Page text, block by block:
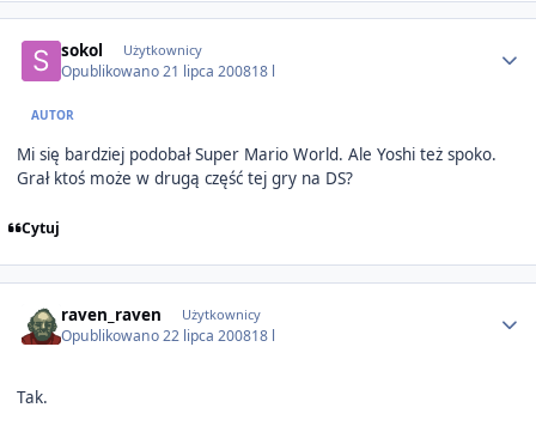
sokol Użytkownicy
Opublikowano21 lipca 200818 l
AUTOR
Mi się bardziej podobał Super Mario World. Ale Yoshi też spoko.
Grał ktoś może w drugą część tej gry na DS?
Cytuj
raven_raven Użytkownicy
Opublikowano22 lipca 200818 l
Tak.